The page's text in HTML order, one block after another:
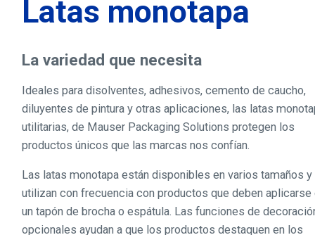
Latas monotapa
La variedad que necesita
Ideales para disolventes, adhesivos, cemento de caucho,
diluyentes de pintura y otras aplicaciones, las latas
utilitarias, de Mauser Packaging Solutions protegen los
productos únicos que las marcas nos confían.
Las latas monotapa están disponibles en varios tamaños y
utilizan con frecuencia con productos que deben aplicarse
un tapón de brocha o espátula. Las funciones de
opcionales ayudan a que los productos destaquen en los